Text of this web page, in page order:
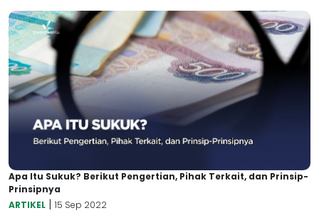
Apa Itu Sukuk? Berikut Pengertian, Pihak Terkait, dan Prinsip-
Prinsipnya
ARTIKEL | 15 Sep 2022